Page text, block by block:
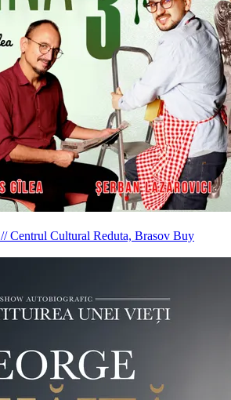
//Centrul Cultural Reduta, Brasov Buy